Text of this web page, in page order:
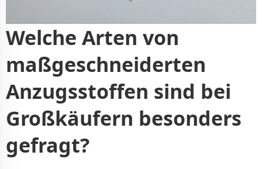
Welche Arten von
maßgeschneiderten
Anzugsstoffen sind bei
Großkäufern besonders
gefragt?